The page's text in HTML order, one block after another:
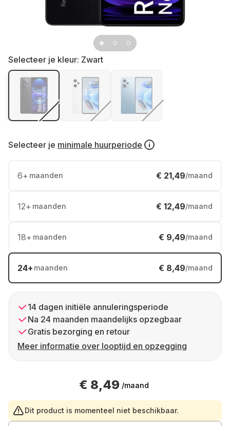
Selecteer je kleur: Zwart
Selecteer je minimale huurperiode
6+ maanden € 21,49/maand
12+ maanden € 12,49/maand
18+ maanden € 9,49/maand
24+ maanden € 8,49/maand
14 dagen initiële annuleringsperiode
Na 24 maanden maandelijks opzegbaar
Gratis bezorging en retour
Meer informatie over looptijd en opzegging
€ 8,49 /maand
Dit product is momenteel niet beschikbaar.